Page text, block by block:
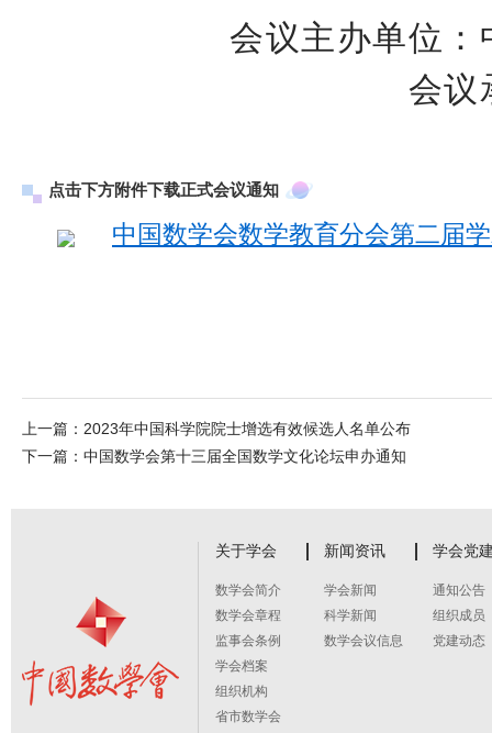
会议主办单位
会议
点击下方附件下载正式会议通知
中国数学会数学教育分会第二届
上一篇： 2023年中国科学院院士增选有效候选人名单公布
下一篇： 中国数学会第十三届全国数学文化论坛申办通知
关于学会
数学会简介
数学会章程
监事会条例
学会档案
组织机构
省市数学会
新闻资讯
学会新闻
科学新闻
数学会议信息
学会党
通知公告
组织成员
党建动态